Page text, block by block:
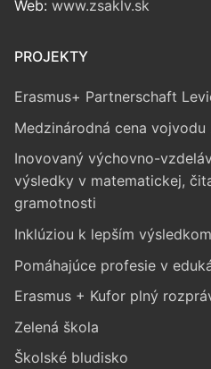
Web: www.zsaklv.sk
PROJEKTY
Erasmus+ Partnerschaft
Medzinárodná cena vojvodu
Inovovaný výchovno-
výsledky v matematickej,
gramotnosti
Inklúziou k lepším výsledkom
Pomáhajúce profesie v
Erasmus + Kufor plný
Zelená škola
Školské bludisko